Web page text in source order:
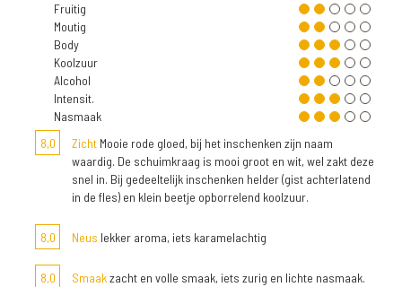
Fruitig
Moutig
Body
Koolzuur
Alcohol
Intensit.
Nasmaak
8,0
Zicht Mooie rode gloed, bij het inschenken zijn naam
waardig. De schuimkraag is mooi groot en wit, wel zakt deze
snel in. Bij gedeeltelijk inschenken helder (gist achterlatend
in de fles) en klein beetje opborrelend koolzuur.
8,0 Neus lekker aroma, iets karamelachtig
8,0 Smaakzacht en volle smaak, iets zurig en lichte nasmaak.